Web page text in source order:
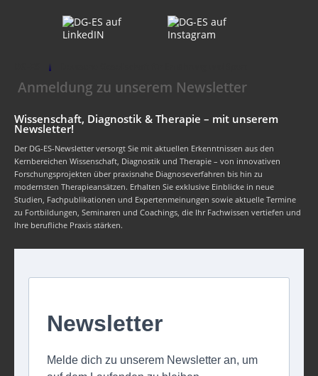
Anmeldung zu unserem Newsletter
Wissenschaft, Diagnostik & Therapie – mit unserem
Newsletter!
Der DG-ES-Newsletter versorgt Sie mit aktuellen Erkenntnissen aus den
Kernbereichen Wissenschaft, Diagnostik und Therapie – von innovativen
Forschungsprojekten über praxisnahe Diagnoseverfahren bis hin zu
modernsten Therapieansätzen. Erhalten Sie exklusive Einblicke in neue
Studien, Fachpublikationen und Expertenmeinungen sowie aktuelle Termine
zu Fortbildungen, Seminaren und Coachings, die Ihr Fachwissen vertiefen und
Ihre berufliche Praxis stärken.